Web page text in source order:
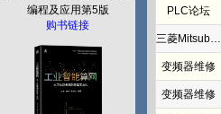
编程及应用第5版
购书链接
PLC论坛
三菱Mitsubishi
变频器维修
变频器维修